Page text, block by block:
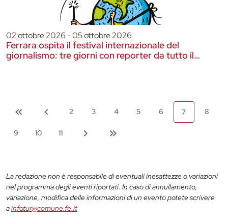
02 ottobre 2026 - 05 ottobre 2026
Ferrara ospita il festival internazionale del
giornalismo: tre giorni con reporter da tutto il
2 3 4 5 6 7 8
9 10 11
La redazione non è responsabile di eventuali inesattezze o variazioni
nel programma degli eventi riportati. In caso di annullamento,
variazione, modifica delle informazioni di un evento potete scrivere
ainfotur@comune.fe.it